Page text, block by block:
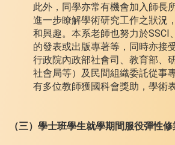
此外，同學亦常有機會加入師長
進一步瞭解學術研究工作之狀況
和興趣。本系老師也努力於SSCI
的發表或出版專著等，同時亦接
行政院內政部社會司、教育部、
社會局等）及民間組織委託從事
有多位教師獲國科會獎助，學術
（三）學士班學生就學期間服役彈性修